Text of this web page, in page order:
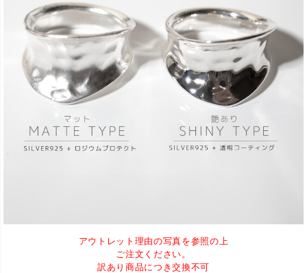
アウトレット理由の写真を参照の上
ご注文ください。
訳あり商品につき交換不可